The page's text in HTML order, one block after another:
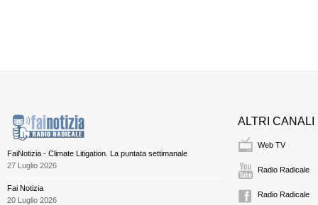
FaiNotizia - Climate Litigation. La puntata settimanale
27 Luglio 2026
Fai Notizia
20 Luglio 2026
ALTRI CANALI
Web TV
Radio Radicale
Radio Radicale